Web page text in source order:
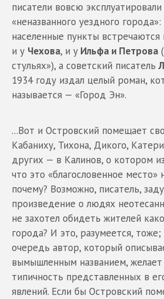
писатели вовсю эксплуатировали
«неназванного уездного
населенные пункты встречаются
и у Чехова, и у Ильфа и Петрова
стульях»), а советский писатель
1934 году издал целый роман,
называется — «Город Эн».
...Вот и Островский помещает
Кабаниху, Тихона, Дикого,
других — в Калинов, о котором
что это «благословенное место»
почему? Возможно, писатель,
произведение о людях
не захотел обидеть жителей
города? И это, разумеется,
очередь автор, который
вымышленным названием, желает
типичность представленных в
явлений. Если бы Островский